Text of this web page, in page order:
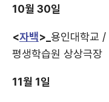
10월 30일
<자백>_ 용인대학교 /
평생학습원 상상극장
11월 1일